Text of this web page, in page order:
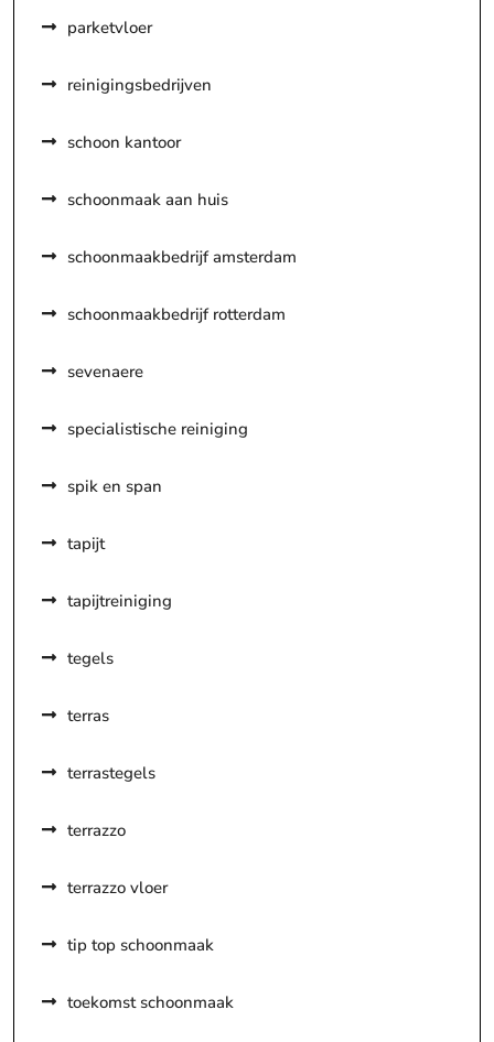
parketvloer
reinigingsbedrijven
schoon kantoor
schoonmaak aan huis
schoonmaakbedrijf amsterdam
schoonmaakbedrijf rotterdam
sevenaere
specialistische reiniging
spik en span
tapijt
tapijtreiniging
tegels
terras
terrastegels
terrazzo
terrazzo vloer
tip top schoonmaak
toekomst schoonmaak